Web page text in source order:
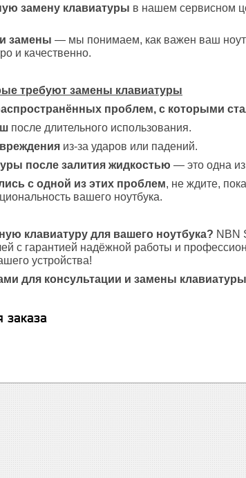
замену клавиатуры в нашем сервисном
замены — мы понимаем, как важен ваш
и качественно.
требуют замены клавиатуры
проблем, с которыми
после длительного использования.
из-за ударов или падений.
после залития жидкостью — это одна
с одной из этих проблем, не ждите,
вашего ноутбука.
клавиатуру для вашего ноутбука? NBN
с гарантией надёжной работы и
устройства!
для консультации и замены
заказа